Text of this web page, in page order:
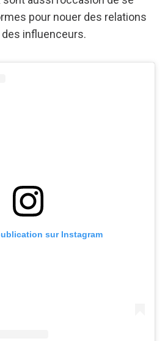
pour nouer des relations
influenceurs.
sur Instagram